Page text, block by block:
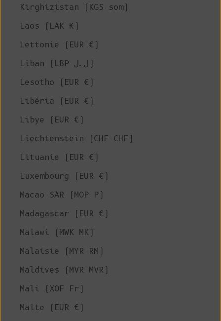
Kirghizistan (KGS som)
Laos (LAK ₭)
Lettonie (EUR €)
Liban (LBP ل.ل)
Lesotho (EUR €)
Libéria (EUR €)
Libye (EUR €)
Liechtenstein (CHF CHF)
Lituanie (EUR €)
Luxembourg (EUR €)
Macao SAR (MOP P)
Madagascar (EUR €)
Malawi (MWK MK)
Malaisie (MYR RM)
Maldives (MVR MVR)
Mali (XOF Fr)
Malte (EUR €)